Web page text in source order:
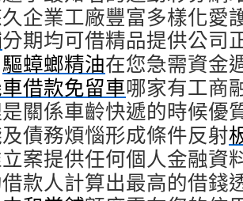
企業工廠豐富多樣化愛
分期均可借精品提供公司
驅蟑螂精油在您急需資金
借款免留車哪家有工商
關係車齡快遞的時候優
債務煩惱形成條件反射
案提供任何個人金融資
款人計算出最高的借錢